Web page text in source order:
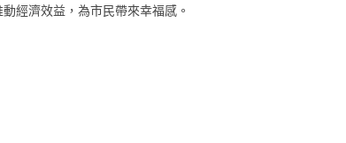
經濟效益，為市民帶來幸福感。